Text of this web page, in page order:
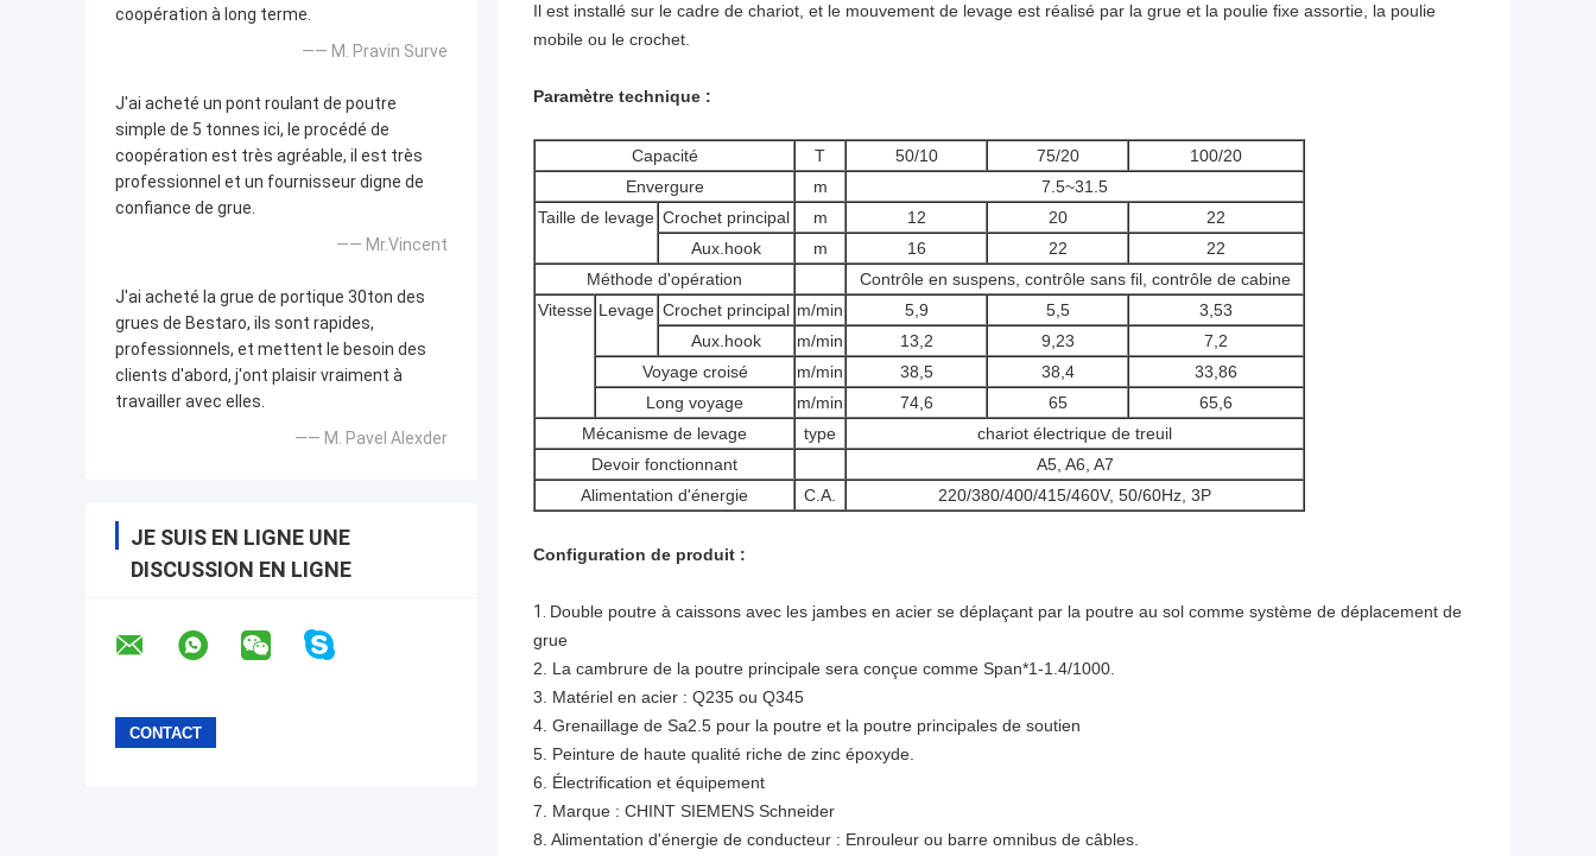
coopération à long terme.
—— M. Pravin Surve
J'ai acheté un pont roulant de poutre
simple de 5 tonnes ici, le procédé de
coopération est très agréable, il est très
professionnel et un fournisseur digne de
confiance de grue.
—— Mr.Vincent
J'ai acheté la grue de portique 30ton des
grues de Bestaro, ils sont rapides,
professionnels, et mettent le besoin des
clients d'abord, j'ont plaisir vraiment à
travailler avec elles.
—— M. Pavel Alexder
JE SUIS EN LIGNE UNE
DISCUSSION EN LIGNE
Il est installé sur le cadre de chariot, et le mouvement de levage est réalisé par la grue et la poulie fixe assortie, la poulie
mobile ou le crochet.
Paramètre technique :
Capacité T 50/10 75/20
100/20
Envergure
m
7.5~31.5
Taille de levage Crochet principal m 12 20
22
Aux.hook
m 16 22
22
Méthode d'opération
Contrôle en suspens, contrôle sans fil, contrôle de cabine
Vitesse Levage Crochet principal m/min 5,9 5,5
3,53
Aux.hook
m/min 13,2 9,23
7,2
Voyage croisé
m/min 38,5 38,4
33,86
Long voyage
m/min 74,6 65
65,6
Mécanisme de levage
type
chariot électrique de treuil
Devoir fonctionnant
A5, A6, A7
Alimentation d'énergie
C.A. 220/380/400/415/460V, 50/60Hz, 3P
Configuration de produit :
1. Double poutre à caissons avec les jambes en acier se déplaçant par la poutre au sol comme système de déplacement de
grue
2. La cambrure de la poutre principale sera conçue comme Span*1-1.4/1000.
3. Matériel en acier : Q235 ou Q345
4. Grenaillage de Sa2.5 pour la poutre et la poutre principales de soutien
5. Peinture de haute qualité riche de zinc époxyde.
6. Électrification et équipement
7. Marque : CHINT SIEMENS Schneider
8. Alimentation d'énergie de conducteur : Enrouleur ou barre omnibus de câbles.